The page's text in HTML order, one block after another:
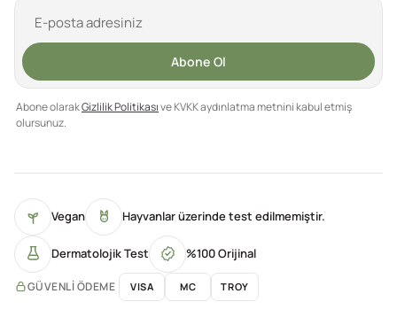
Abone Ol
Abone olarakGizlilik Politikasıve KVKK aydınlatma metnini kabul etmiş
olursunuz.
Vegan Hayvanlar üzerinde test edilmemiştir.
Dermatolojik Test %100 Orijinal
GÜVENLI ÖDEME VISA MC TROY